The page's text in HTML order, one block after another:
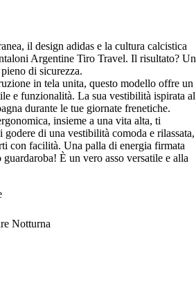
il design adidas e la cultura calcistica
Argentine Tiro Travel. Il risultato? Un
di sicurezza.
in tela unita, questo modello offre un
e funzionalità. La sua vestibilità ispirata al
durante le tue giornate frenetiche.
insieme a una vita alta, ti
godere di una vestibilità comoda e rilassata,
con facilità. Una palla di energia firmata
È un vero asso versatile e alla
Notturna